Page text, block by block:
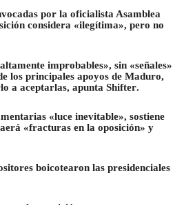
por la oficialista Asamblea
considera «ilegítima», pero no
improbables», sin «señales»
los principales apoyos de Maduro,
a aceptarlas, apunta Shifter.
«luce inevitable», sostiene
«fracturas en la oposición» y
boicotearon las presidenciales